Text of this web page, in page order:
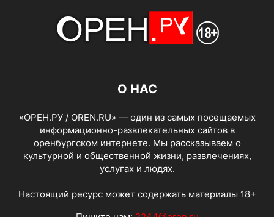
О НАС
«ОРЕН.РУ / OREN.RU» — один из самых посещаемых
информационно-развлекательных сайтов в
оренбургском интернете. Мы рассказываем о
культурной и общественной жизни, развлечениях,
услугах и людях.
Настоящий ресурс может содержать материалы 18+